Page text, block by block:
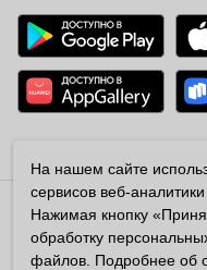
Владелец сайта ООО
Все права защищены
На нашем сайте
сервисов веб-
Нажимая кнопку
обработку
файлов. Подробнее об